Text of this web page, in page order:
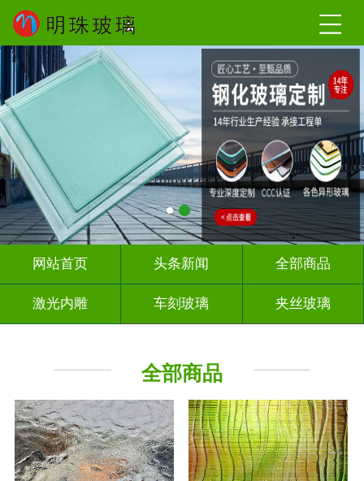
网站首页 头条新闻 全部商品
激光内雕 车刻玻璃 夹丝玻璃
工程玻璃
全部商品